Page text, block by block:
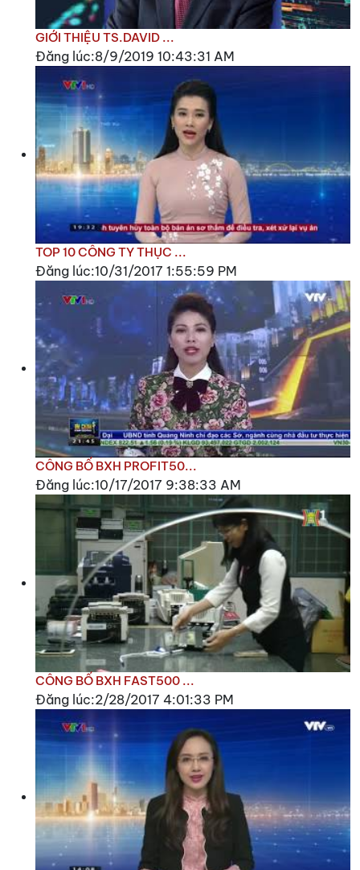
GIỚI THIỆU TS.DAVID ...
Đăng lúc:8/9/2019 10:43:31 AM
TOP 10 CÔNG TY THỤC ...
Đăng lúc:10/31/2017 1:55:59 PM
CÔNG BỐ BXH PROFIT50...
Đăng lúc:10/17/2017 9:38:33 AM
CÔNG BỐ BXH FAST500 ...
Đăng lúc:2/28/2017 4:01:33 PM